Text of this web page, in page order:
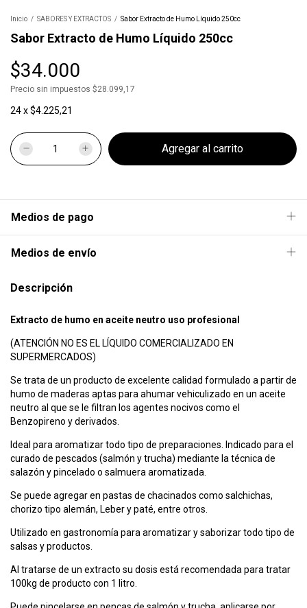
Inicio / SABORES Y EXTRACTOS / Sabor Extracto de Humo Líquido 250cc
Sabor Extracto de Humo Líquido 250cc
$34.000
Precio sin impuestos $28.099,17
24x$4.225,21
Medios de pago
Medios de envío
Descripción
Extracto de humo en aceite neutro uso profesional
(ATENCIÓN NO ES EL LÍQUIDO COMERCIALIZADO EN
SUPERMERCADOS)
Se trata de un producto de excelente calidad formulado a partir de
humo de maderas aptas para ahumar vehiculizado en un aceite
neutro al que se le filtran los agentes nocivos como el
Benzopireno y derivados.
Ideal para aromatizar todo tipo de preparaciones. Indicado para el
curado de pescados (salmón y trucha) mediante la técnica de
salazón y pincelado o salmuera aromatizada.
Se puede agregar en pastas de chacinados como salchichas,
chorizo tipo alemán, Leber y paté, entre otros.
Utilizado en gastronomía para aromatizar y saborizar todo tipo de
salsas y productos.
Al tratarse de un extracto su dosis está recomendada para tratar
100kg de producto con 1 litro.